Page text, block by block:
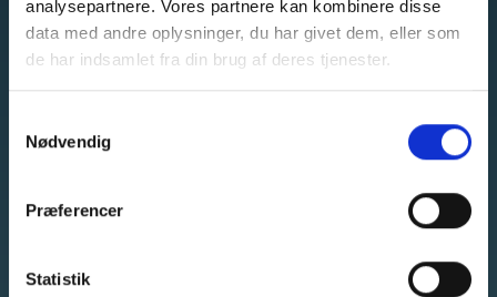
analysepartnere. Vores partnere kan kombinere disse
data med andre oplysninger, du har givet dem, eller som
de har indsamlet fra din brug af deres tjenester.
Nødvendig
Præferencer
Statistik
Telefon: +45 6915 8030
GENVEJE